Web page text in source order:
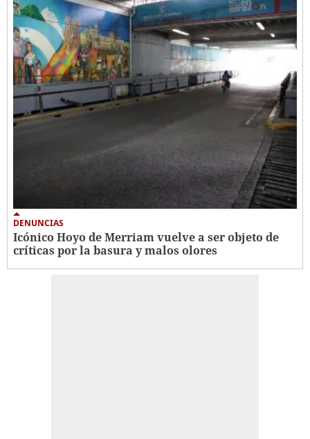
DENUNCIAS
Icónico Hoyo de Merriam vuelve a ser objeto de
críticas por la basura y malos olores